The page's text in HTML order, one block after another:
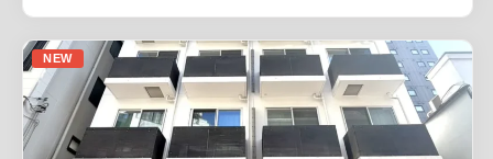
NEW